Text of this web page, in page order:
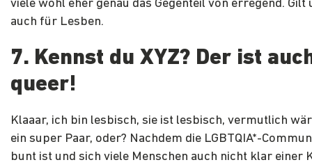
viele wohl eher genau das Gegenteil von erregend.
auch für Lesben.
7. Kennst du XYZ? Der ist
queer!
Klaaar, ich bin lesbisch, sie ist lesbisch, vermutlich
ein super Paar, oder? Nachdem die LGBTQIA*-
bunt ist und sich viele Menschen auch nicht klar einer